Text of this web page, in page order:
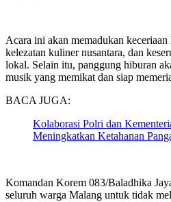
Acara ini akan memadukan
kelezatan kuliner nusantara, dan
lokal. Selain itu, panggung hiburan
musik yang memikat dan siap
BACA JUGA:
Kolaborasi Polri dan
Meningkatkan Ketahanan
Komandan Korem 083/Baladhika
seluruh warga Malang untuk tidak